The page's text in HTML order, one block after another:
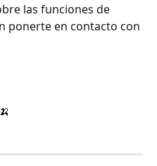
las funciones de
ponerte en contacto con